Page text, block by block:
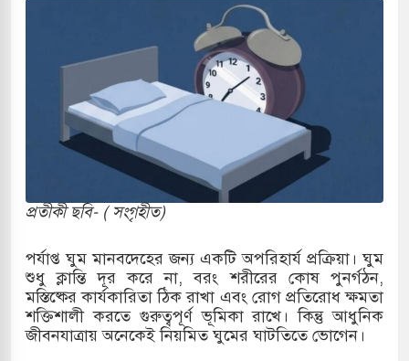
হামলায় ছাত্রদল ও ছাত্রলীগের আচরণ ইসরায়েলের
পথে ইসরায়েলীরা,হাতছাড়ার ঝুঁকিতে জরুরি
পাহাড়ি ঢলে ফুঁসে উঠেছে তিস্তা
মুক্তির দাবিতে পাকিস্তানজুড়ে পিটিআইয়ের আজ
কোরিয়ার ক্ষেপণাস্ত্র ইউনিট মোতায়েন করা হয়েছে:
প্রতীকী ছবি- ( সংগৃহীত)
পর্যাপ্ত ঘুম মানবদেহের জন্য একটি অপরিহার্য প্রক্রিয়া। ঘুম
শুধু ক্লান্তি দূর করে না, বরং শরীরের কোষ পুনর্গঠন,
মস্তিষ্কের কার্যকারিতা ঠিক রাখা এবং রোগ প্রতিরোধ ক্ষমতা
শক্তিশালী করতে গুরুত্বপূর্ণ ভূমিকা রাখে। কিন্তু আধুনিক
জীবনযাত্রায় অনেকেই নিয়মিত ঘুমের ঘাটতিতে ভোগেন।